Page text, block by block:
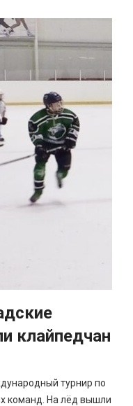
клайпедчан
турнир по
команд. На лёд вышли